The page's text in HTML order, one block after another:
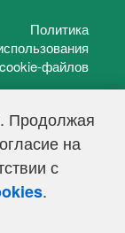
Продолжая
на
с
.
Политика
cookie-файлов
выдано